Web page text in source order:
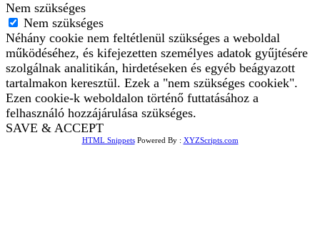
Nem szükséges
Nem szükséges
Néhány cookie nem feltétlenül szükséges a weboldal
működéséhez, és kifejezetten személyes adatok gyűjtésére
szolgálnak analitikán, hirdetéseken és egyéb beágyazott
tartalmakon keresztül. Ezek a "nem szükséges cookiek".
Ezen cookie-k weboldalon történő futtatásához a
felhasználó hozzájárulása szükséges.
SAVE & ACCEPT
HTML SnippetsPowered By : XYZScripts.com